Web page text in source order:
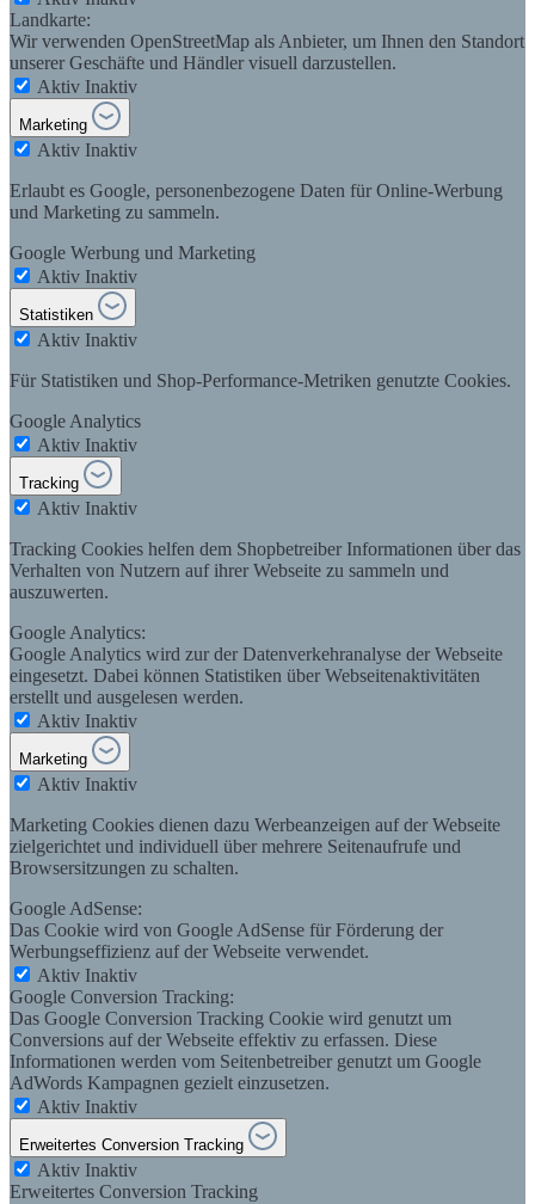
Landkarte:
Wir verwenden OpenStreetMap als Anbieter, um Ihnen den Standort
unserer Geschäfte und Händler visuell darzustellen.
Aktiv Inaktiv
Marketing
Aktiv Inaktiv
Erlaubt es Google, personenbezogene Daten für Online-Werbung
und Marketing zu sammeln.
Google Werbung und Marketing
Aktiv Inaktiv
Statistiken
Aktiv Inaktiv
Für Statistiken und Shop-Performance-Metriken genutzte Cookies.
Google Analytics
Aktiv Inaktiv
Tracking
Aktiv Inaktiv
Tracking Cookies helfen dem Shopbetreiber Informationen über das
Verhalten von Nutzern auf ihrer Webseite zu sammeln und
auszuwerten.
Google Analytics:
Google Analytics wird zur der Datenverkehranalyse der Webseite
eingesetzt. Dabei können Statistiken über Webseitenaktivitäten
erstellt und ausgelesen werden.
Aktiv Inaktiv
Marketing
Aktiv Inaktiv
Marketing Cookies dienen dazu Werbeanzeigen auf der Webseite
zielgerichtet und individuell über mehrere Seitenaufrufe und
Browsersitzungen zu schalten.
Google AdSense:
Das Cookie wird von Google AdSense für Förderung der
Werbungseffizienz auf der Webseite verwendet.
Aktiv Inaktiv
Google Conversion Tracking:
Das Google Conversion Tracking Cookie wird genutzt um
Conversions auf der Webseite effektiv zu erfassen. Diese
Informationen werden vom Seitenbetreiber genutzt um Google
AdWords Kampagnen gezielt einzusetzen.
Aktiv Inaktiv
Erweitertes Conversion Tracking
Aktiv Inaktiv
Erweitertes Conversion Tracking